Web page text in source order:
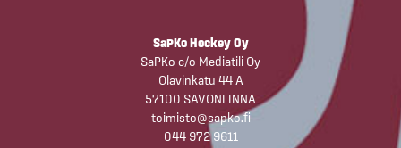
SaPKo Hockey Oy
SaPKo c/o Mediatili Oy
Olavinkatu 44 A
57100 SAVONLINNA
toimisto@sapko.fi
044 972 9611